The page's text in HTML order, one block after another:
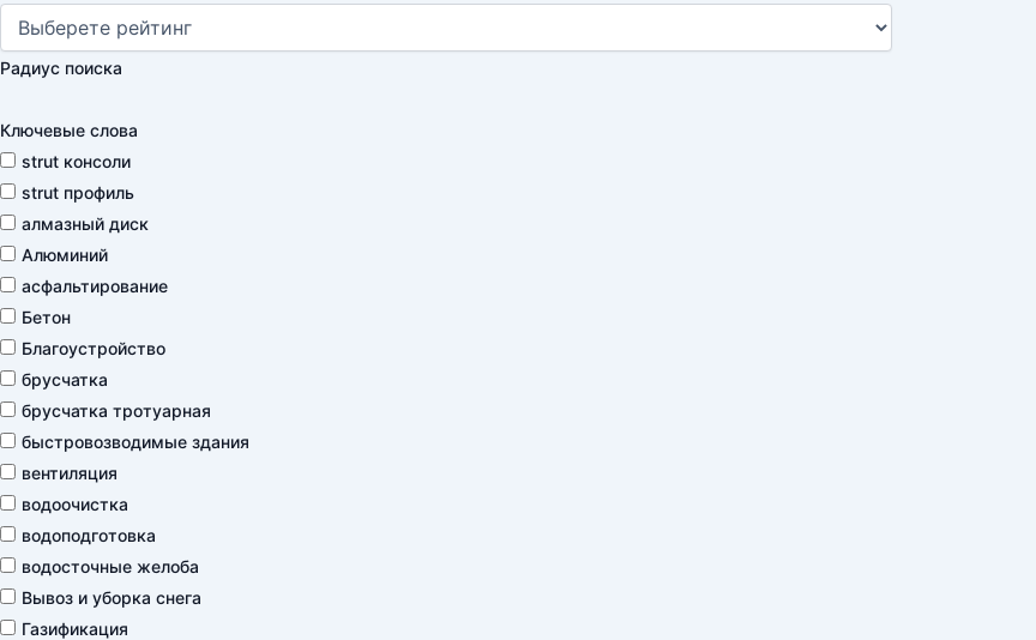
Радиус поиска
Ключевые слова
strut консоли
strut профиль
алмазный диск
Алюминий
асфальтирование
Бетон
Благоустройство
брусчатка
брусчатка тротуарная
быстровозводимые здания
вентиляция
водоочистка
водоподготовка
водосточные желоба
Вывоз и уборка снега
Газификация